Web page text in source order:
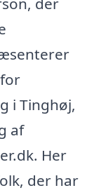
i Tinghøj,
af
Her
der har